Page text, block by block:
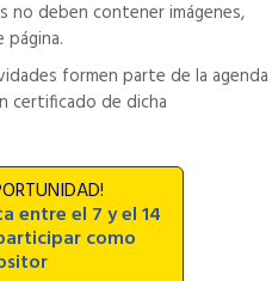
no deben contener imágenes,
formen parte de la agenda
certificado de dicha
entre el 7 y el 14
como